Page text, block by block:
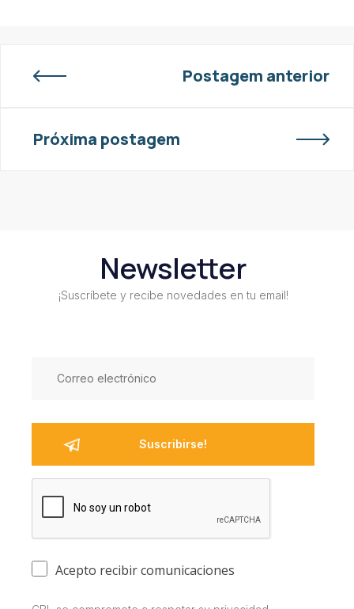
Postagem anterior
Próxima postagem
Newsletter
¡Suscríbete y recibe novedades en tu email!
Acepto recibir comunicaciones